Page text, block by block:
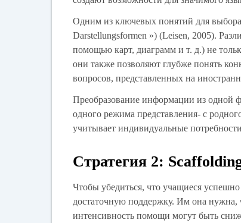
Одним из ключевых понятий для выбора
Darstellungsformen ») (Leisen, 2005).
помощью карт, диаграмм и т. д.) не
они также позволяют глубже понять
вопросов, представленных на
Преобразование информации из одной
одного режима представления- с
учитывает индивидуальные
Стратегия 2:
Чтобы убедиться, что учащиеся
достаточную поддержку. Им она нужна,
интенсивность помощи могут быть